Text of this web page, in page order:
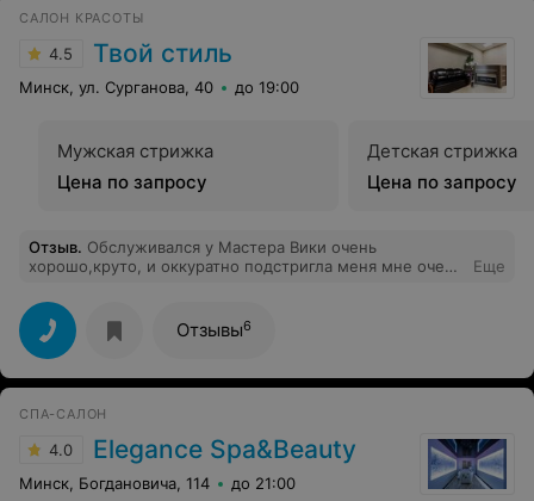
САЛОН КРАСОТЫ
4.5 Твой стиль
Минск, ул. Сурганова, 40 до 19:00
Мужская стрижка
Цена по запросу
Детская стрижка
Цена по запросу
Отзыв. Обслуживался у Мастера Вики очень
хорошо,круто, и оккуратно подстригла меня мне очень
Еще
Отзывы6
СПА-САЛОН
4.0 Elegance Spa&Beauty
Минск, Богдановича, 114 до 21:00